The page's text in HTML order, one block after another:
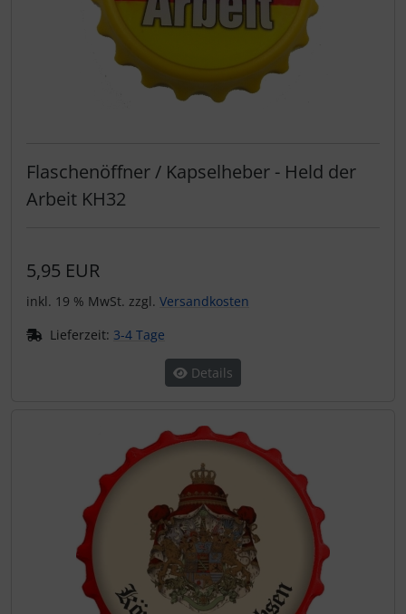
Flaschenöffner / Kapselheber - Held der
Arbeit KH32
5,95 EUR
inkl. 19 % MwSt. zzgl. Versandkosten
Lieferzeit: 3-4 Tage
Details